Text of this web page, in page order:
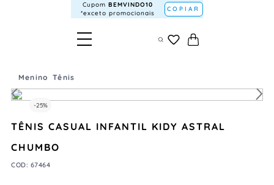
Cupom BEMVINDO10
*exceto promocionais
COPIAR
Menino Tênis
-25%
TÊNIS CASUAL INFANTIL KIDY ASTRAL
CHUMBO
COD: 67464